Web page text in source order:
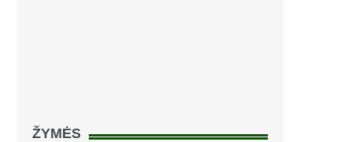
ŽYMĖS